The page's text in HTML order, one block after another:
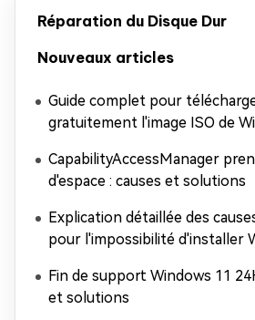
Réparation du Disque Dur
Nouveaux articles
Guide complet pour
gratuitement l'image ISO de
CapabilityAccessManager
d'espace : causes et solutions
Explication détaillée des
pour l'impossibilité d'installer
Fin de support Windows 11
et solutions